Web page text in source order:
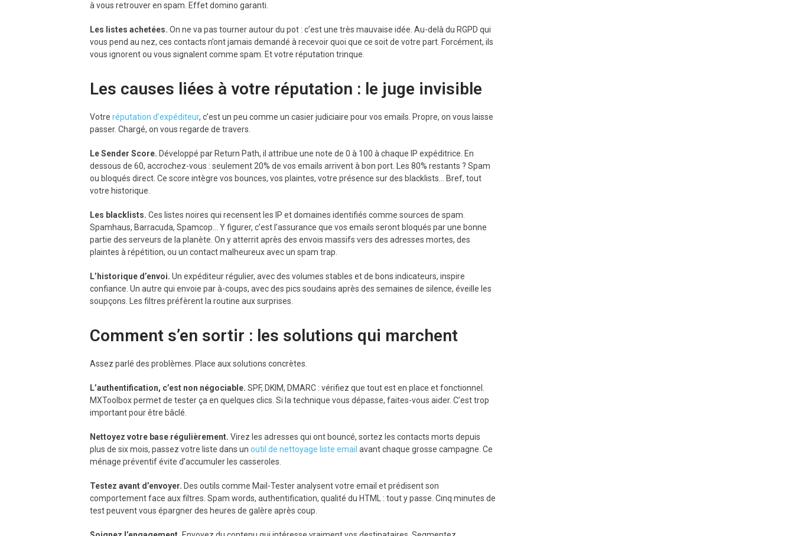
à vous retrouver en spam. Effet domino garanti.
Les listes achetées. On ne va pas tourner autour du pot : c’est une très mauvaise idée. Au-delà du RGPD qui
vous pend au nez, ces contacts n’ont jamais demandé à recevoir quoi que ce soit de votre part. Forcément, ils
vous ignorent ou vous signalent comme spam. Et votre réputation trinque.
Les causes liées à votre réputation : le juge invisible
Votre réputation d’expéditeur, c’est un peu comme un casier judiciaire pour vos emails. Propre, on vous laisse
passer. Chargé, on vous regarde de travers.
Le Sender Score. Développé par Return Path, il attribue une note de 0 à 100 à chaque IP expéditrice. En
dessous de 60, accrochez-vous : seulement 20% de vos emails arrivent à bon port. Les 80% restants ? Spam
ou bloqués direct. Ce score intègre vos bounces, vos plaintes, votre présence sur des blacklists… Bref, tout
votre historique.
Les blacklists. Ces listes noires qui recensent les IP et domaines identifiés comme sources de spam.
Spamhaus, Barracuda, Spamcop… Y figurer, c’est l’assurance que vos emails seront bloqués par une bonne
partie des serveurs de la planète. On y atterrit après des envois massifs vers des adresses mortes, des
plaintes à répétition, ou un contact malheureux avec un spam trap.
L’historique d’envoi. Un expéditeur régulier, avec des volumes stables et de bons indicateurs, inspire
confiance. Un autre qui envoie par à-coups, avec des pics soudains après des semaines de silence, éveille les
soupçons. Les filtres préfèrent la routine aux surprises.
Comment s’en sortir : les solutions qui marchent
Assez parlé des problèmes. Place aux solutions concrètes.
L’authentification, c’est non négociable. SPF, DKIM, DMARC : vérifiez que tout est en place et fonctionnel.
MXToolbox permet de tester ça en quelques clics. Si la technique vous dépasse, faites-vous aider. C’est trop
important pour être bâclé.
Nettoyez votre base régulièrement. Virez les adresses qui ont bouncé, sortez les contacts morts depuis
plus de six mois, passez votre liste dans un outil de nettoyage liste email avant chaque grosse campagne. Ce
ménage préventif évite d’accumuler les casseroles.
Testez avant d’envoyer. Des outils comme Mail-Tester analysent votre email et prédisent son
comportement face aux filtres. Spam words, authentification, qualité du HTML : tout y passe. Cinq minutes de
test peuvent vous épargner des heures de galère après coup.